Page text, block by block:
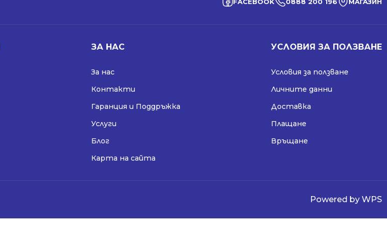
ЗА НАС
За нас
Контакти
Гаранция и Поддръжка
Услуги
Блог
Карта на сайта
УСЛОВИЯ ЗА ПОЛЗВАНЕ
Условия за ползване
Личните данни
Доставка
Плащане
Връщане
Powered by WPS